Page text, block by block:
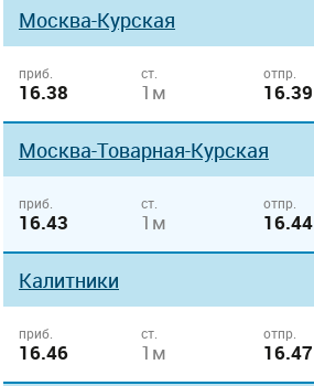
Москва-Курская
приб.
16.38
ст.
1м
отпр.
16.39
Москва-Товарная-Курская
приб.
16.43
ст.
1м
отпр.
16.44
Калитники
приб.
16.46
ст.
1м
отпр.
16.47